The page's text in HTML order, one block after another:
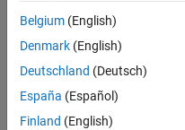
Belgium (English)
Denmark (English)
Deutschland (Deutsch)
España (Español)
Finland (English)
Centro di fiducia
Antipirateria
Stato
© 1994-2026 The